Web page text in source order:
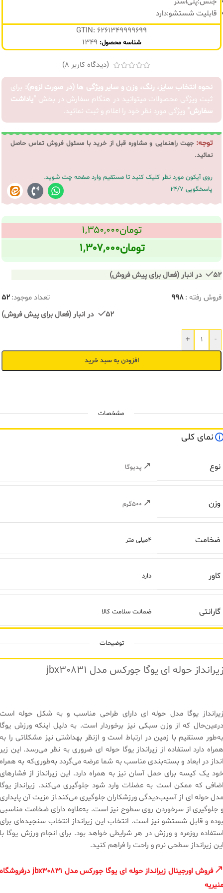
قابلیت شستشو:دارد
GTIN: 6261349999699
شناسه محصول: 1349
(دیدگاه کاربر 8
)
نحوه انتخاب سایز، رنگ، وزن و سایر ویژگی ها (در صورت لزوم): برای
ثبت ویژگی محصولات میتوانید در هنگام سفارش در بخش "یاداشت
سفارش" ویژگی مورد نظر خود را اعلام و ثبت نمائید.
توجه:جهت راهنمایی و مشاوره قبل از خرید با مسئول فروش تماس حاصل
نمائید.
روی آیکون مورد نظر کلیک کنید تا مستقیم وارد صفحه چت شوید.
پاسخگویی 24/7
تومان۱,۳۵۰,۰۰۰
تومان۱,۳۰۷,۰۰۰
52 در انبار (فعال برای پیش فروش)
فروش رفته :998 تعداد موجود:52
52 در انبار (فعال برای پیش فروش)
-
+
افزودن به سبد خرید
توضیحات
زیرانداز حوله ای یوگا جورکس مدل jbx30831
زیرانداز یوگا مدل حوله ای دارای طراحی مناسب و به شکل حوله است
درعین‌حال که از وزن سبکی نیز برخوردار است. به دلیل اینکه ورزش یوگا
به‌طور مستقیم با زمین در ارتباط است و ازنظر بهداشتی نیز مشکلاتی را به
همراه دارد استفاده از زیرانداز یوگا حوله ای ضروری به نظر می‌رسد. این زیر
انداز در ابعاد و بسته‌بندی مناسب به شما عرضه می‌گردد به‌طوری‌که به همراه
خود یک کیسه برای حمل آسان نیز به همراه دارد. این زیرانداز از فشارهای
اضافی که ممکن است به عضلات وارد شود جلوگیری می‌کند. زیرانداز یوگا
مدل حوله ای از آسیب‌دیدگی ورزشکاران جلوگیری می‌کند.از مزیت آن پایداری
و جلوگیری از سرخوردن روی سطوح نیز است. به‌علاوه دارای ضخامت مناسبی
بوده و قابل شستشو نیز است. انتخاب این زیرانداز انتخاب سنجیده‌ای برای
استفاده روزمره و ورزش در هر شرایطی خواهد بود. برای انجام ورزش یوگا با
این زیرانداز سطحی نرم و راحت را فراهم کنید.
فروش اورجینال زیرانداز حوله ای یوگا جورکس مدل jbx30831 درفروشگاه
منیریه
مشخصات
نمای کلی
نوع پدیوگا
وزن ۵۰۰گرم
ضخامت ۴میلی متر
کاور دارد
گارانتی ضمانت سلامت کالا